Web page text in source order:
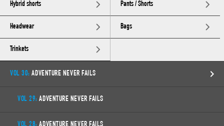
Hybrid shorts Pants / Shorts
Headwear Bags
Trinkets
VOL 30: ADVENTURE NEVER FAILS
VOL 29: ADVENTURE NEVER FAILS